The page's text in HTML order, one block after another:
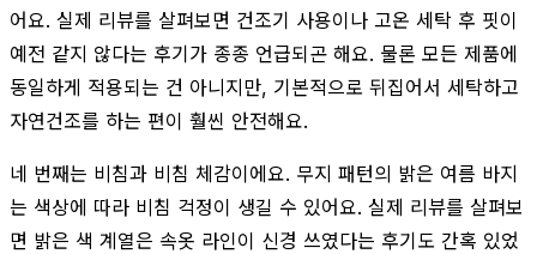
어요. 실제 리뷰를 살펴보면 건조기 사용이나 고온 세탁 후 핏이
예전 같지 않다는 후기가 종종 언급되곤 해요. 물론 모든 제품에
동일하게 적용되는 건 아니지만, 기본적으로 뒤집어서 세탁하고
자연건조를 하는 편이 훨씬 안전해요.
네 번째는 비침과 비침 체감이에요. 무지 패턴의 밝은 여름 바지
는 색상에 따라 비침 걱정이 생길 수 있어요. 실제 리뷰를 살펴보
면 밝은 색 계열은 속옷 라인이 신경 쓰였다는 후기도 간혹 있었